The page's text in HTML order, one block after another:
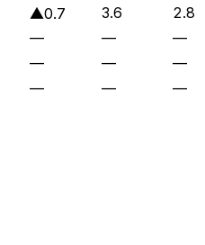
▲0.7 3.6 2.8
— — —
— — —
— — —